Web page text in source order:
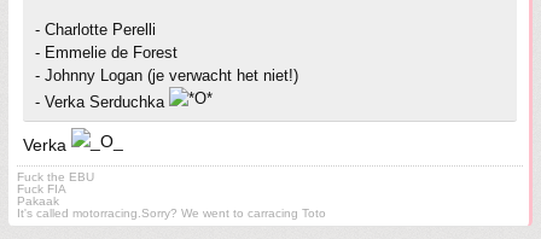
- Charlotte Perelli
- Emmelie de Forest
- Johnny Logan (je verwacht het niet!)
- Verka Serduchka
Verka
Fuck the EBU
Fuck FIA
Pakaak
It's called motorracing.Sorry? We went to carracing Toto